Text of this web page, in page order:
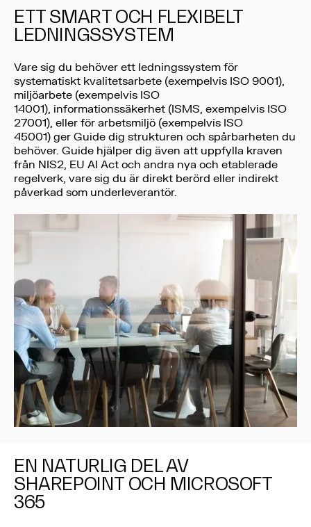
ETT SMART OCH FLEXIBELT
LEDNINGSSYSTEM
Vare sig du behöver ett ledningssystem för
systematiskt kvalitetsarbete (exempelvis ISO 9001),
miljöarbete (exempelvis ISO
14001), informationssäkerhet (ISMS, exempelvis ISO
27001), eller för arbetsmiljö (exempelvis ISO
45001) ger Guide dig strukturen och spårbarheten du
behöver. Guide hjälper dig även att uppfylla kraven
från NIS2, EU AI Act och andra nya och etablerade
regelverk, vare sig du är direkt berörd eller indirekt
påverkad som underleverantör.
EN NATURLIG DEL AV
SHAREPOINT OCH MICROSOFT
365